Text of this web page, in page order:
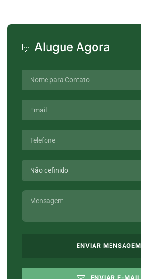
Alugue Agora
ENVIAR MENSAGEM
ENVIAR E-MAIL